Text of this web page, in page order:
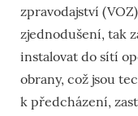
zpravodajství
zjednodušení, tak
instalovat do sítí
obrany, což jsou
k předcházení,